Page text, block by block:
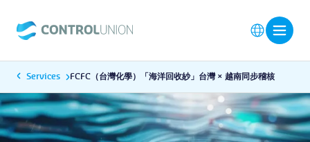
Services FCFC（台灣化學）「海洋回收紗」台灣 × 越南同步稽核